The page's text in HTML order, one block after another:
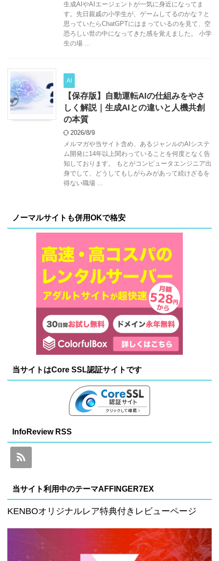
生成AIやAIエージェントが一気に身近になってま
す。先日親戚の小学生が、ゲームしてるのかな？と
思っていたらChatGPTにはまっているのを見て、空
恐ろしい世の中になってきた感を覚えました。 小学
生の場 ...
AI
【保存版】自動運転AIの仕組みをやさ
しく解説｜生成AIとの違いと人機共創
の本質
2026/8/9
メルマガや当サイト含め、あるジャンルのAIシステ
ム開発に14年以上関わっていることを何度となく告
知しております。 もとがコンピュータエンジニア出
身でして、どうしてもしがらみがあって続けざるを
得ない職場 ...
ノーマルサイトも併用OKで格安
当サイトはCore SSL認証サイトです
InfoReview RSS
当サイト利用中のテーマAFFINGER7EX
KENBOオリジナルレア特典付きレビューページ